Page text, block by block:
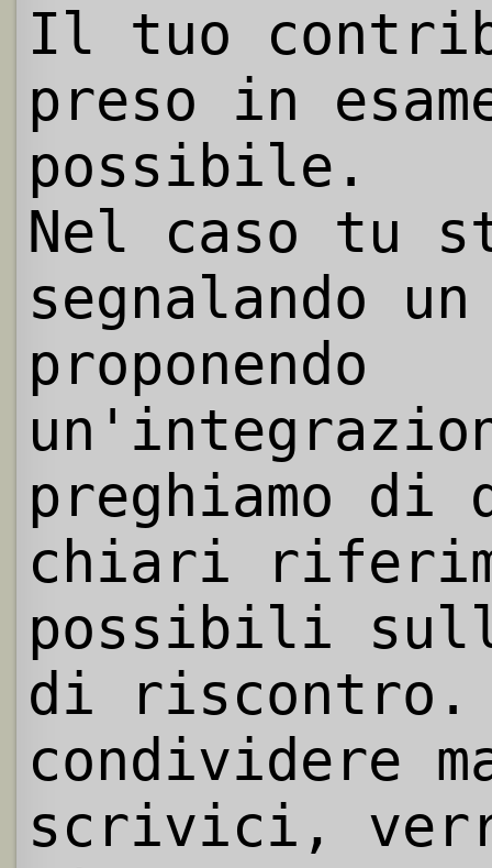
Il tuo
preso in
possibile.
Nel caso tu
segnalando
proponendo
preghiamo
chiari
possibili
di riscontro.
condividere
scrivici,